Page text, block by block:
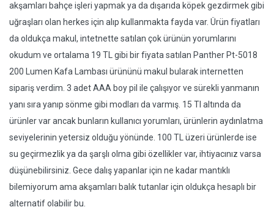
akşamları bahçe işleri yapmak ya da dışarıda köpek gezdirmek gibi
uğraşları olan herkes için alıp kullanmakta fayda var. Ürün fiyatları
da oldukça makul, intetnette satılan çok ürünün yorumlarını
okudum ve ortalama 19 TL gibi bir fiyata satılan Panther Pt-5018
200 Lumen Kafa Lambası ürününü makul bularak internetten
sipariş verdim. 3 adet AAA boy pil ile çalışıyor ve sürekli yanmanın
yanı sıra yanıp sönme gibi modları da varmış. 15 Tl altında da
ürünler var ancak bunların kullanıcı yorumları, ürünlerin aydınlatma
seviyelerinin yetersiz olduğu yönünde. 100 TL üzeri ürünlerde ise
su geçirmezlik ya da şarşlı olma gibi özellikler var, ihtiyacınız varsa
düşünebilirsiniz. Gece dalış yapanlar için ne kadar mantıklı
bilemiyorum ama akşamları balık tutanlar için oldukça hesaplı bir
alternatif olabilir bu.